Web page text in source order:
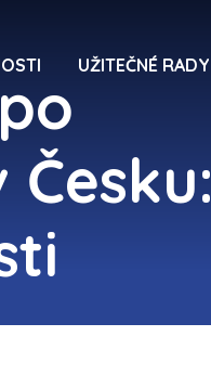
UŽITEČNÉ RADY